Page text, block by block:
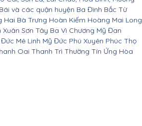
và các quận huyện Ba Đình Bắc Từ
Bà Trưng Hoàn Kiếm Hoàng Mai Long
Sơn Tây Ba Vì Chương Mỹ Đan
Mê Linh Mỹ Đức Phú Xuyên Phúc Thọ
Oai Thanh Trì Thường Tín Ứng Hòa